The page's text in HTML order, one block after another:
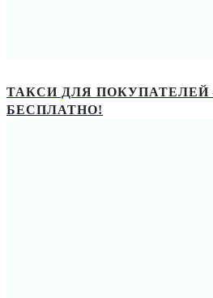
ТАКСИ ДЛЯ ПОКУПАТЕЛЕЙ
БЕСПЛАТНО!